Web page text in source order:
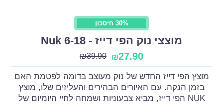
30% חיסכון
מוצצי נוק הפי דייז - Nuk 6-18
₪27.90
₪39.90
מוצץ הפי דייז החדש של נוק מעוצב בדומה לפטמת האם
בזמן הנקה. עם האיורים הבהירים והעליזים שלו, מוצץ
NUK הפי דייז, מביא צבעוניות ושמחה לחיי היומיום של